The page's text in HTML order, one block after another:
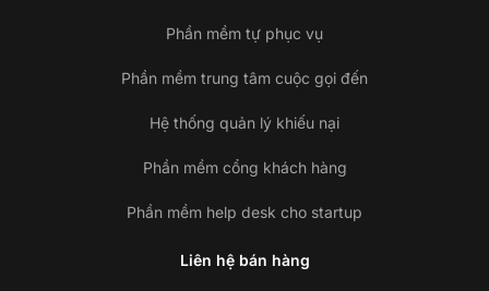
Phần mềm tự phục vụ
Phần mềm trung tâm cuộc gọi đến
Hệ thống quản lý khiếu nại
Phần mềm cổng khách hàng
Phần mềm help desk cho startup
Liên hệ bán hàng